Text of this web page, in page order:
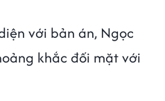
với bản án, Ngọc
khắc đối mặt với